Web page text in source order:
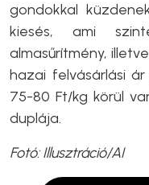
gondokkal
kiesés, ami
almasűrítmény,
hazai felvásárlási
75-80 Ft/kg körül
duplája.
Fotó: Illusztráció/AI